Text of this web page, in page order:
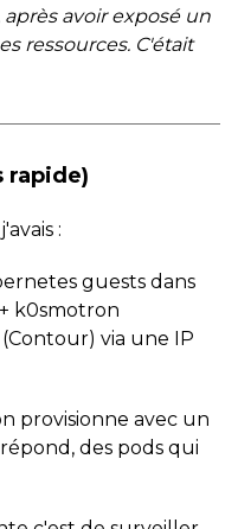
avoir exposé un
ressources. C'était
rapide)
:
guests dans
k0smotron
via une IP
provisionne avec un
des pods qui